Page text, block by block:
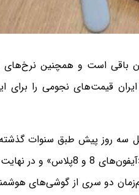
قیمت‌های نجومی را برای
سه روز پیش طبق سنوات گذشته
محصولات جدید خود که شامل «اپل واچ»، «اپل
دو سری از گوشی‌های